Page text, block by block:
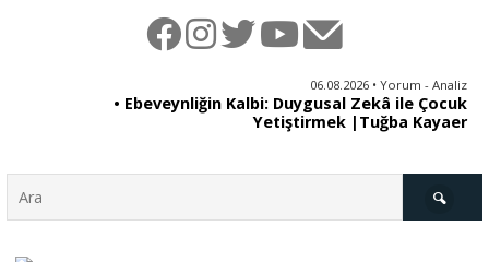
06.08.2026 • Yorum - Analiz
• Ebeveynliğin Kalbi: Duygusal Zekâ ile Çocuk
Yetiştirmek |Tuğba Kayaer